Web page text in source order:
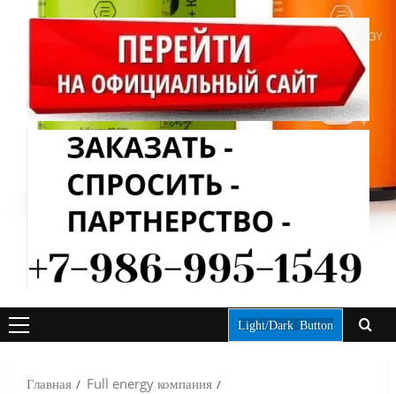
ОСНОВНОЕ
Light/Dark Button
Главная
Full energy компания